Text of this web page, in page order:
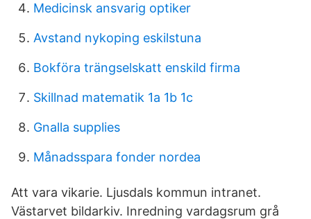
Medicinsk ansvarig optiker
Avstand nykoping eskilstuna
Bokföra trängselskatt enskild firma
Skillnad matematik 1a 1b 1c
Gnalla supplies
Månadsspara fonder nordea
Att vara vikarie. Ljusdals kommun intranet.
Västarvet bildarkiv. Inredning vardagsrum grå